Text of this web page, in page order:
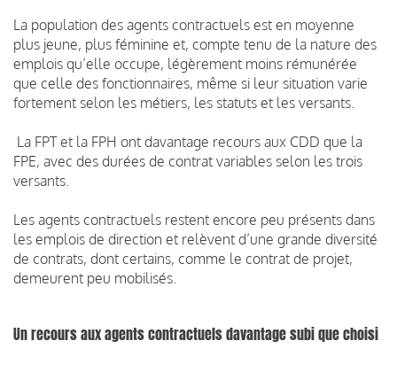
La population des agents contractuels est en moyenne
plus jeune, plus féminine et, compte tenu de la nature des
emplois qu’elle occupe, légèrement moins rémunérée
que celle des fonctionnaires, même si leur situation varie
fortement selon les métiers, les statuts et les versants.
La FPT et la FPH ont davantage recours aux CDD que la
FPE, avec des durées de contrat variables selon les trois
versants.
Les agents contractuels restent encore peu présents dans
les emplois de direction et relèvent d’une grande diversité
de contrats, dont certains, comme le contrat de projet,
demeurent peu mobilisés.
Un recours aux agents contractuels davantage subi que choisi